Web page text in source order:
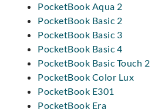
PocketBook Aqua 2
PocketBook Basic 2
PocketBook Basic 3
PocketBook Basic 4
PocketBook Basic Touch 2
PocketBook Color Lux
PocketBook E301
PocketBook Era